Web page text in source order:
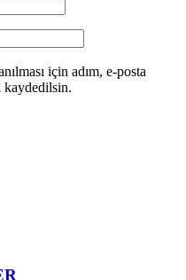
için adım, e-posta
kaydedilsin.